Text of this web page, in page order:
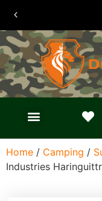
30 dagen
retouren
Home / Camping /
Industries